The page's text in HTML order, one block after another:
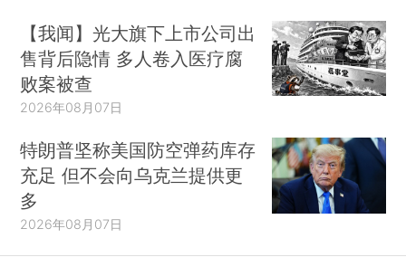
【我闻】光大旗下上市公司出
售背后隐情 多人卷入医疗腐
败案被查
2026年08月07日
特朗普坚称美国防空弹药库存
充足 但不会向乌克兰提供更
多
2026年08月07日